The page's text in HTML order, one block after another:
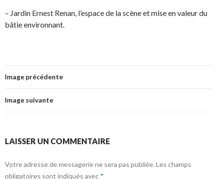
– Jardin Ernest Renan, l’espace de la scène et mise en valeur du
bâtie environnant.
Image précédente
Image suivante
LAISSER UN COMMENTAIRE
Votre adresse de messagerie ne sera pas publiée. Les champs
obligatoires sont indiqués avec *